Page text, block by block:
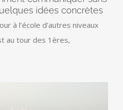
idées concrètes
à l’école d’autres niveaux
au tour des 1ères,